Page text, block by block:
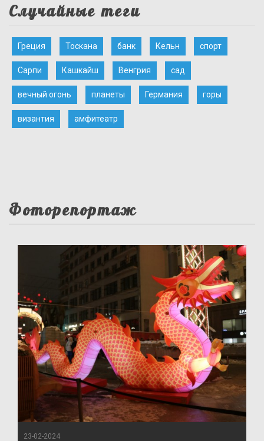
Случайные теги
Греция Тоскана банк Кельн спорт
Сарпи Кашкайш Венгрия сад
вечный огонь планеты Германия горы
византия амфитеатр
Фоторепортаж
23-02-2024